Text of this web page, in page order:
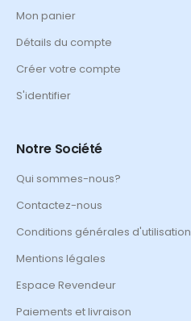
Mon panier
Détails du compte
Créer votre compte
S'identifier
Notre Société
Qui sommes-nous?
Contactez-nous
Conditions générales d'utilisation
Mentions légales
Espace Revendeur
Paiements et livraison